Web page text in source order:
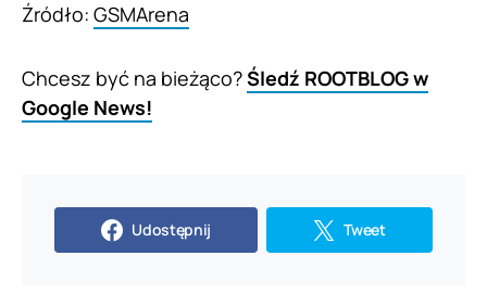
Źródło: GSMArena
Chcesz być na bieżąco?Śledź ROOTBLOG w
Google News!
Udostępnij Tweet